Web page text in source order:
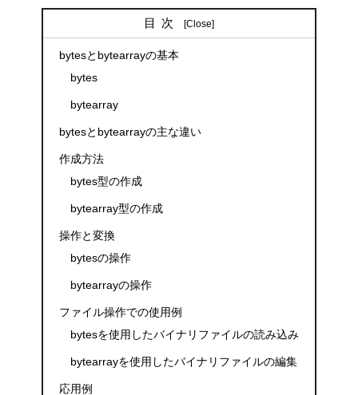
目次
bytesとbytearrayの基本
bytes
bytearray
bytesとbytearrayの主な違い
作成方法
bytes型の作成
bytearray型の作成
操作と変換
bytesの操作
bytearrayの操作
ファイル操作での使用例
bytesを使用したバイナリファイルの読み込み
bytearrayを使用したバイナリファイルの編集
応用例